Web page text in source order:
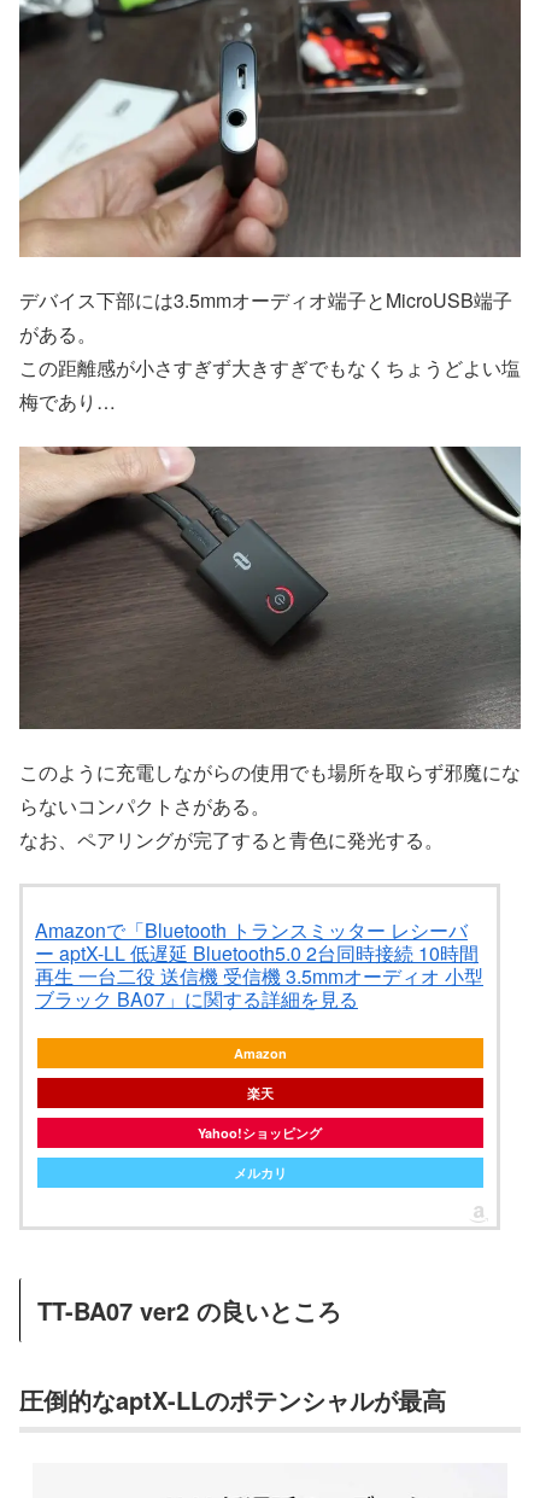
デバイス下部には3.5mmオーディオ端子とMicroUSB端子
がある。
この距離感が小さすぎず大きすぎでもなくちょうどよい塩
梅であり…
このように充電しながらの使用でも場所を取らず邪魔にな
らないコンパクトさがある。
なお、ペアリングが完了すると青色に発光する。
Amazonで「Bluetooth トランスミッター レシーバ
ー aptX-LL 低遅延 Bluetooth5.0 2台同時接続 10時間
再生 一台二役 送信機 受信機 3.5mmオーディオ 小型
ブラック BA07」に関する詳細を見る
Amazon
楽天
Yahoo!ショッピング
メルカリ
TT-BA07 ver2 の良いところ
圧倒的なaptX-LLのポテンシャルが最高